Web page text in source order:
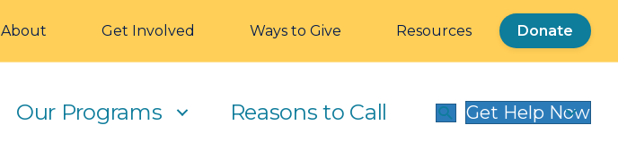
About Get Involved Ways to Give Resources Donate
Our Programs Reasons to Call Get Help Now